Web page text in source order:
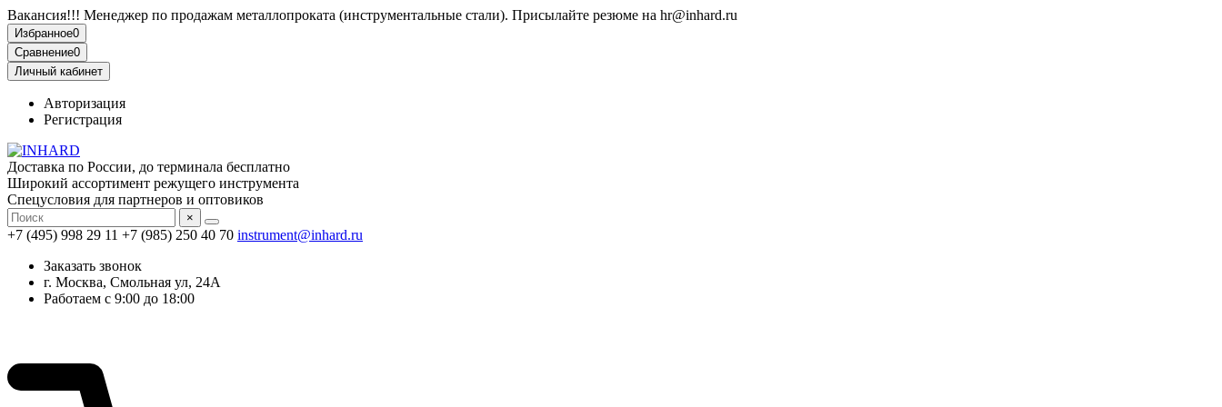
Вакансия!!! Менеджер по продажам металлопроката (инструментальные стали). Присылайте резюме на hr@inhard.ru
Избранное0
Сравнение0
Личный кабинет
Авторизация
Регистрация
Доставка по России, до терминала бесплатно
Широкий ассортимент режущего инструмента
Спецусловия для партнеров и оптовиков
×
+7 (495) 998 29 11 +7 (985) 250 40 70 instrument@inhard.ru
Заказать звонок
г. Москва, Смольная ул, 24А
Работаем с 9:00 до 18:00